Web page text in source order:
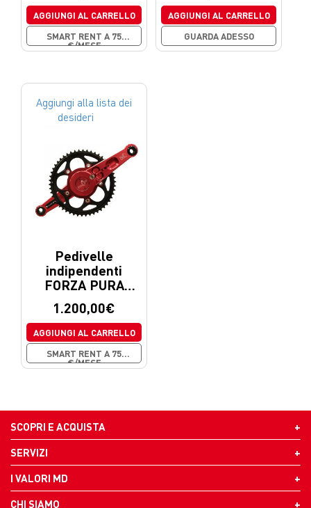
AGGIUNGI AL CARRELLO
SMART RENT A 75
€/MESE
AGGIUNGI AL CARRELLO
GUARDA ADESSO
Aggiungi alla lista dei
desideri
Pedivelle
indipendenti
FORZA PURA
MagneticDays
1.200,00€
AGGIUNGI AL CARRELLO
SMART RENT A 75
€/MESE
SCOPRI E ACQUISTA
SERVIZI
I VALORI MD
CHI SIAMO